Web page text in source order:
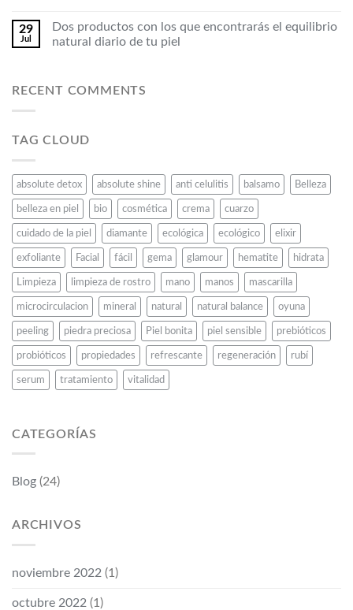
29
Jul
Dos productos con los que encontrarás el equilibrio
natural diario de tu piel
RECENT COMMENTS
TAG CLOUD
absolute detox absolute shine anti celulitis balsamo Belleza
belleza en piel bio cosmética crema cuarzo
cuidado de la piel diamante ecológica ecológico elixir
exfoliante Facial fácil gema glamour hematite hidrata
Limpieza limpieza de rostro mano manos mascarilla
microcirculacion mineral natural natural balance oyuna
peeling piedra preciosa Piel bonita piel sensible prebióticos
probióticos propiedades refrescante regeneración rubí
serum tratamiento vitalidad
CATEGORÍAS
Blog (24)
ARCHIVOS
noviembre 2022 (1)
octubre 2022 (1)